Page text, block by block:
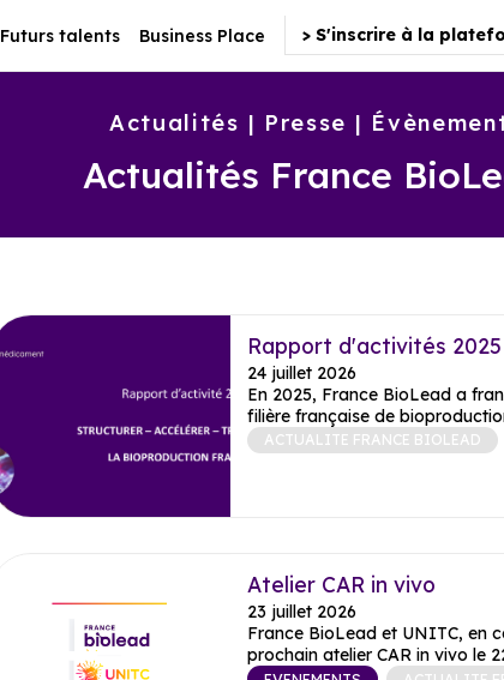
Futurs talents Business Place > S'inscrire à la
Actualités | Presse |
Actualités France
Rapport d'activités 2025
24 juillet 2026
En 2025, France BioLead a
filière française de
ACTUALITE FRANCE BIOLEAD
Atelier CAR in vivo
23 juillet 2026
France BioLead et UNITC, en
prochain atelier CAR in vivo le